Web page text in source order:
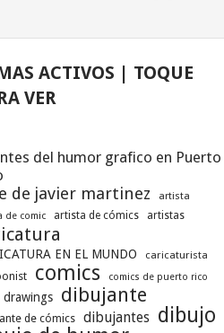
ACTIVOS | TOQUE
VER
del humor grafico en Puerto
de javier martinez
artista
de comic
artista de cómics artistas
EN EL MUNDO caricaturista
comics comics de puerto rico
drawings dibujante
de cómics dibujantes dibujo